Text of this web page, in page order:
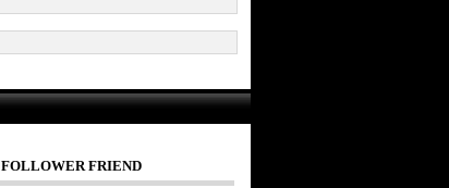
FOLLOWER FRIEND